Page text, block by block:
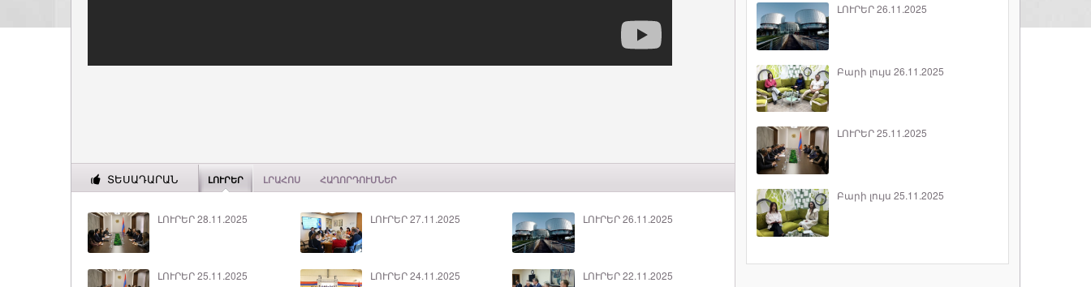
ՏԵՍԱԴԱՐԱՆ ԼՈՒՐԵՐ ԼՐԱՀՈՍ ՀԱՂՈՐԴՈՒՄՆԵՐ
ԼՈՒՐԵՐ 28.11.2025 ԼՈՒՐԵՐ 27.11.2025 ԼՈՒՐԵՐ 26.11.2025
ԼՈՒՐԵՐ 25.11.2025 ԼՈՒՐԵՐ 24.11.2025 ԼՈՒՐԵՐ 22.11.2025
ԼՈՒՐԵՐ 26.11.2025
Բարի լույս 26.11.2025
ԼՈՒՐԵՐ 25.11.2025
Բարի լույս 25.11.2025